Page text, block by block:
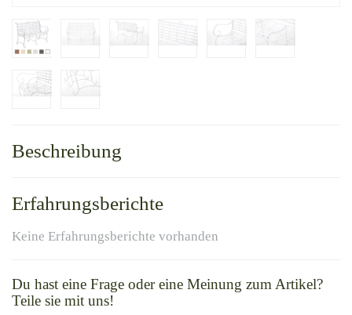
Beschreibung
Erfahrungsberichte
Keine Erfahrungsberichte vorhanden
Du hast eine Frage oder eine Meinung zum Artikel?
Teile sie mit uns!